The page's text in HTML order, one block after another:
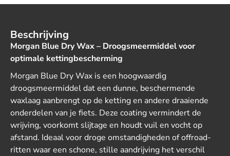
Beschrijving
Morgan Blue Dry Wax – Droogsmeermiddel voor
optimale kettingbescherming
Morgan Blue Dry Wax is een hoogwaardig
droogsmeermiddel dat een dunne, beschermende
waxlaag aanbrengt op de ketting en andere draaiende
onderdelen van je fiets. Deze coating vermindert de
wrijving, voorkomt slijtage en houdt vuil en vocht op
afstand. Ideaal voor droge omstandigheden of offroad-
ritten waar een schone, stille aandrijving het verschil